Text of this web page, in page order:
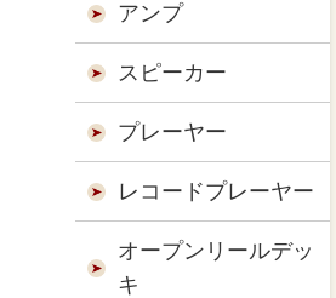
アンプ
スピーカー
プレーヤー
レコードプレーヤー
オープンリールデッ
キ